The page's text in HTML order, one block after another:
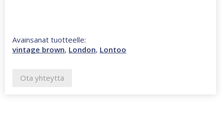
Avainsanat tuotteelle:
vintage brown, London, Lontoo
Ota yhteyttä